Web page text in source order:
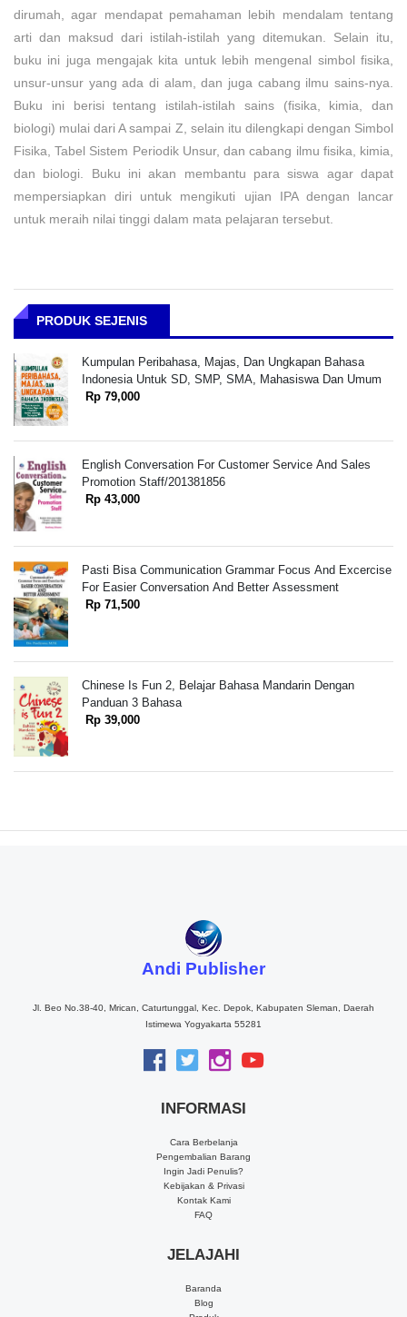
dirumah, agar mendapat pemahaman lebih mendalam tentang
arti dan maksud dari istilah-istilah yang ditemukan. Selain itu,
buku ini juga mengajak kita untuk lebih mengenal simbol fisika,
unsur-unsur yang ada di alam, dan juga cabang ilmu sains-nya.
Buku ini berisi tentang istilah-istilah sains (fisika, kimia, dan
biologi) mulai dari A sampai Z, selain itu dilengkapi dengan Simbol
Fisika, Tabel Sistem Periodik Unsur, dan cabang ilmu fisika, kimia,
dan biologi. Buku ini akan membantu para siswa agar dapat
mempersiapkan diri untuk mengikuti ujian IPA dengan lancar
untuk meraih nilai tinggi dalam mata pelajaran tersebut.
PRODUK SEJENIS
Kumpulan Peribahasa, Majas, Dan Ungkapan Bahasa
Indonesia Untuk SD, SMP, SMA, Mahasiswa Dan Umum
Rp 79,000
English Conversation For Customer Service And Sales
Promotion Staff/201381856
Rp 43,000
Pasti Bisa Communication Grammar Focus And Excercise
For Easier Conversation And Better Assessment
Rp 71,500
Chinese Is Fun 2, Belajar Bahasa Mandarin Dengan
Panduan 3 Bahasa
Rp 39,000
Andi Publisher
Jl. Beo No.38-40, Mrican, Caturtunggal, Kec. Depok, Kabupaten Sleman, Daerah
Istimewa Yogyakarta 55281
INFORMASI
Cara Berbelanja
Pengembalian Barang
Ingin Jadi Penulis?
Kebijakan & Privasi
Kontak Kami
FAQ
JELAJAHI
Baranda
Blog